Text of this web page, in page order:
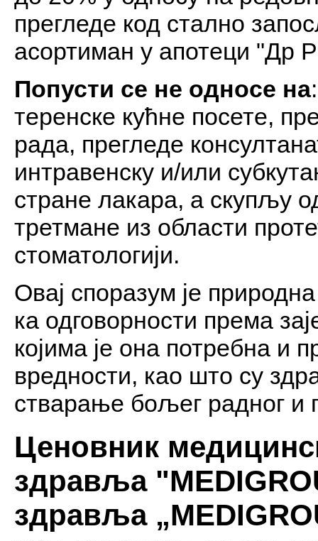
прегледе код стално
асортиман у апотеци "Др
Попусти се не односе на
теренске кућне посете,
рада, прегледе
интравенску и/или
стране лакара, а скупљу
третмане из области
стоматологији.
Овај споразум је
ка одговорности према
којима је она потребна и
вредности, као што су
стварање бољег радног и
Ценовник
здравља "
здравља